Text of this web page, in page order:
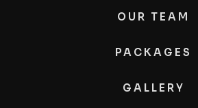
OUR TEAM
PACKAGES
GALLERY